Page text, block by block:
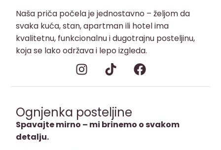
Naša priča počela je jednostavno – željom da
svaka kuća, stan, apartman ili hotel ima
kvalitetnu, funkcionalnu i dugotrajnu posteljinu,
koja se lako održava i lepo izgleda.
Ognjenka posteljine
Spavajte mirno – mi brinemo o svakom
detalju.